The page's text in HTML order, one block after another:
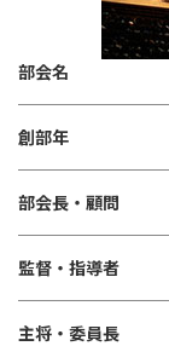
部会名
創部年
部会長・顧問
監督・指導者
主将・委員長